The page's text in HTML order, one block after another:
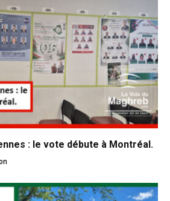
: le vote débute à Montréal.